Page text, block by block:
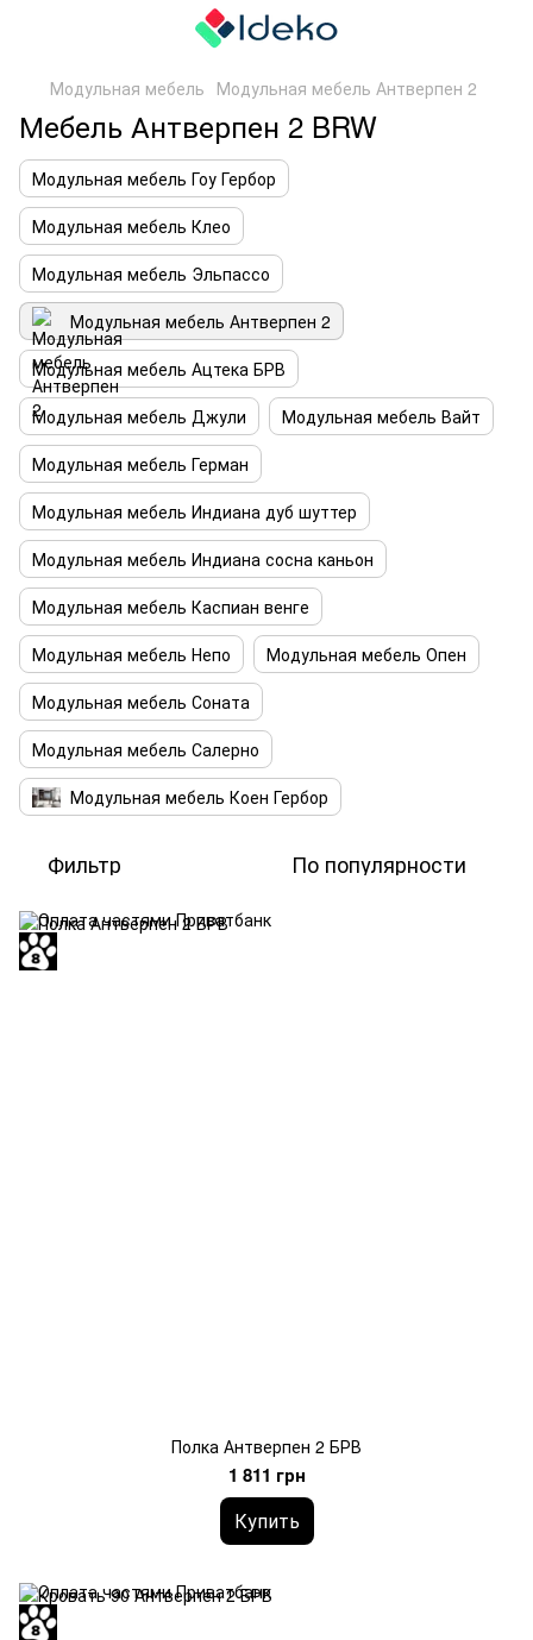
Модульная мебель Модульная мебель Антверпен 2
Мебель Антверпен 2 BRW
Модульная мебель Гоу Гербор
Модульная мебель Клео
Модульная мебель Эльпассо
Модульная мебель Антверпен 2
Модульная мебель Ацтека БРВ
Модульная мебель Джули
Модульная мебель Вайт
Модульная мебель Герман
Модульная мебель Индиана дуб шуттер
Модульная мебель Индиана сосна каньон
Модульная мебель Каспиан венге
Модульная мебель Непо
Модульная мебель Опен
Модульная мебель Соната
Модульная мебель Салерно
Модульная мебель Коен Гербор
Фильтр По популярности
Полка Антверпен 2 БРВ
1 811 грн
Купить